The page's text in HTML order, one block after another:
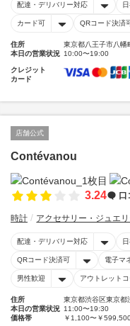
配達・デリバリー対応
カード可 QRコード決済
住所
東京都八王子市八幡
本日の営業状況 10:00〜19:00
クレジット
カード
店舗公式
Contévanou
3.24 口
時計 アクセサリー・ジュエ
配達・デリバリー対応
QRコード決済可 電子マ
男性歓迎 アウトレット
住所
東京都渋谷区東京
本日の営業状況 11:00〜19:30
価格帯
￥1,100〜￥